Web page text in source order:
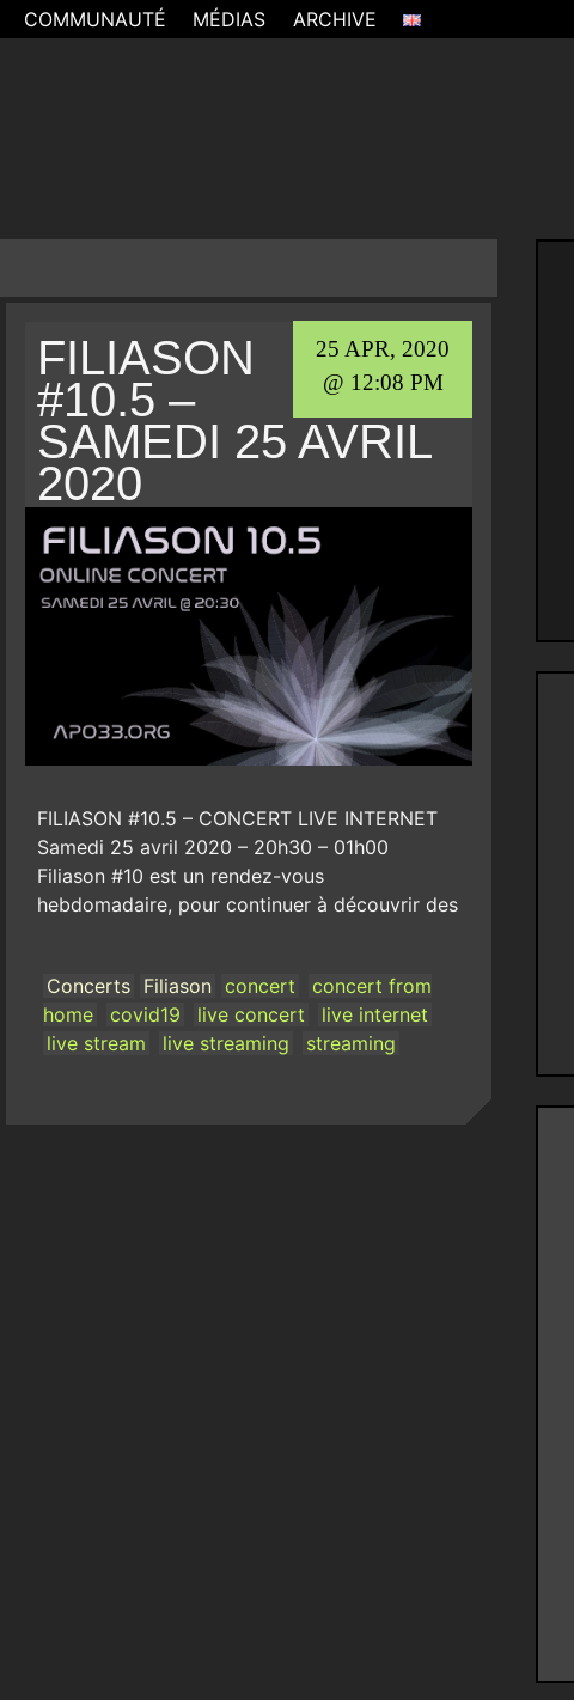
COMMUNAUTÉ MÉDIAS ARCHIVE
25 APR, 2020
@ 12:08 PM
FILIASON
#10.5 –
SAMEDI 25 AVRIL
2020
FILIASON #10.5 – CONCERT LIVE INTERNET
Samedi 25 avril 2020 – 20h30 – 01h00
Filiason #10 est un rendez-vous
hebdomadaire, pour continuer à découvrir des
Concerts Filiason concert
concert from
home
covid19 live concert
live internet
live stream
live streaming streaming